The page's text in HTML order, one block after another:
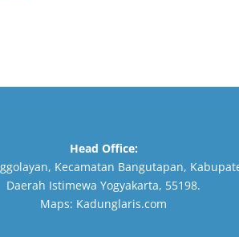
Head Office:
Kecamatan Bangutapan,
Daerah Istimewa Yogyakarta, 55198.
Maps: Kadunglaris.com